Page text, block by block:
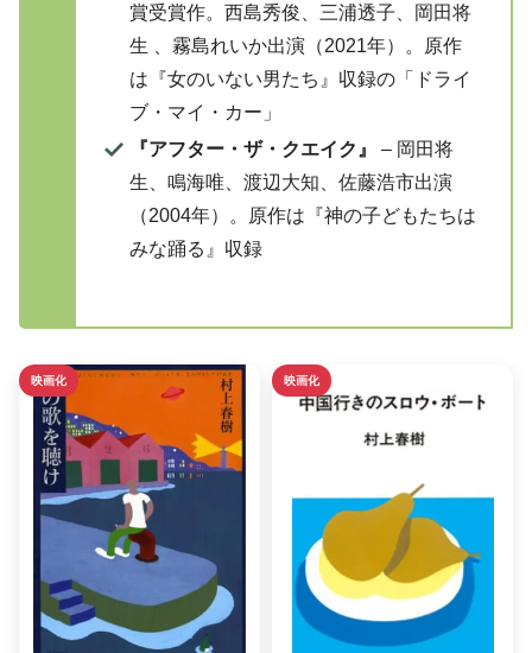
賞受賞作。西島秀俊、三浦透子、岡田将
生 、霧島れいか出演（2021年）。原作
は『女のいない男たち』収録の「ドライ
ブ・マイ・カー」
『アフター・ザ・クエイク』
– 岡田将
生、鳴海唯、渡辺大知、佐藤浩市出演
（2004年）。原作は『神の子どもたちは
みな踊る』収録
映画化 映画化